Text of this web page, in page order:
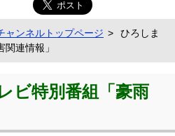
ャンネルトップページ
ひろしま
連情報」
ビ特別番組「豪雨